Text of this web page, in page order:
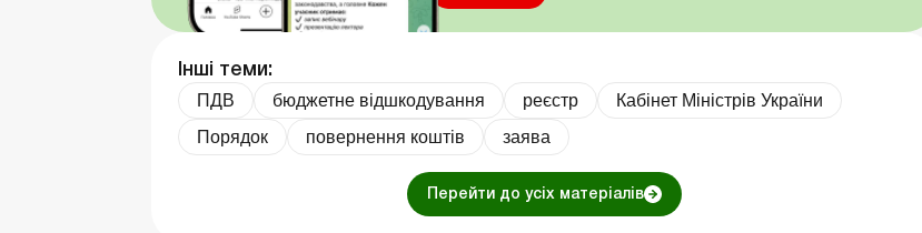
Інші теми:
ПДВ бюджетне відшкодування реєстр
Кабінет Міністрів України
Порядок
повернення коштів заява
Перейти до усіх матеріалів